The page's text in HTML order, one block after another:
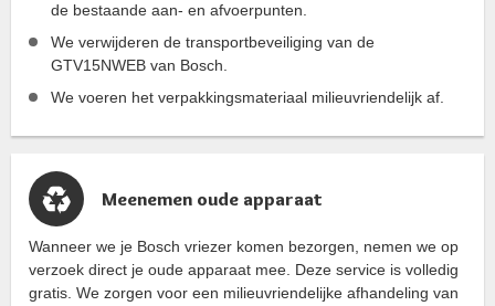
de bestaande aan- en afvoerpunten.
We verwijderen de transportbeveiliging van de
GTV15NWEB van Bosch.
We voeren het verpakkingsmateriaal milieuvriendelijk af.
Meenemen oude apparaat
Wanneer we je Bosch vriezer komen bezorgen, nemen we op
verzoek direct je oude apparaat mee. Deze service is volledig
gratis. We zorgen voor een milieuvriendelijke afhandeling van